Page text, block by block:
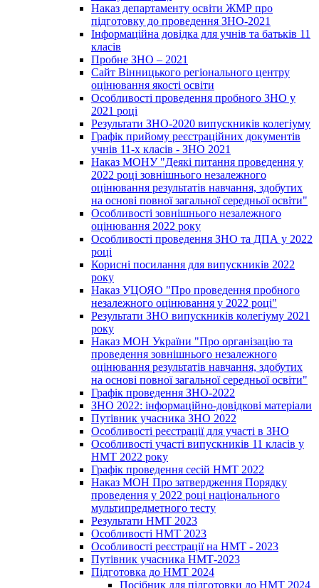
Наказ департаменту освіти ЖМР про
підготовку до проведення ЗНО-2021
Інформаційна довідка для учнів та батьків 11
класів
Пробне ЗНО – 2021
Сайт Вінницького регіонального центру
оцінювання якості освіти
Особливості проведення пробного ЗНО у
2021 році
Результати ЗНО-2020 випускників колегіуму
Графік прийому реєстраційних документів
учнів 11-х класів - ЗНО 2021
Наказ МОНУ "Деякі питання проведення у
2022 році зовнішнього незалежного
оцінювання результатів навчання, здобутих
на основі повної загальної середньої освіти"
Особливості зовнішнього незалежного
оцінювання 2022 року
Особливості проведення ЗНО та ДПА у 2022
році
Корисні посилання для випускників 2022
року
Наказ УЦОЯО "Про проведення пробного
незалежного оцінювання у 2022 році"
Результати ЗНО випускників колегіуму 2021
року
Наказ МОН України "Про організацію та
проведення зовнішнього незалежного
оцінювання результатів навчання, здобутих
на основі повної загальної середньої освіти"
Графік проведення ЗНО-2022
ЗНО 2022: інформаційно-довідкові матеріали
Путівник учасника ЗНО 2022
Особливості реєстрації для участі в ЗНО
Особливості участі випускників 11 класів у
НМТ 2022 року
Графік проведення сесій НМТ 2022
Наказ МОН Про затвердження Порядку
проведення у 2022 році національного
мультипредметного тесту
Результати НМТ 2023
Особливості НМТ 2023
Особливості реєстрації на НМТ - 2023
Путівник учасника НМТ-2023
Підготовка до НМТ 2024
Посібник для підготовки до НМТ 2024